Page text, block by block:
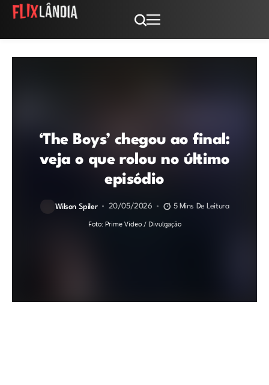
‘The Boys’ chegou ao final:
veja o que rolou no último
episódio
Wilson Spiler 20/05/2026 5 Mins De Leitura
Foto: Prime Video / Divulgação